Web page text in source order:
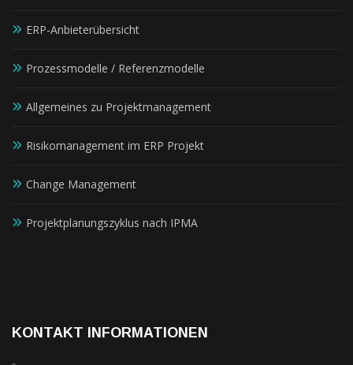
ERP-Anbieterübersicht
Prozessmodelle / Referenzmodelle
Allgemeines zu Projektmanagement
Risikomanagement im ERP Projekt
Change Management
Projektplanungszyklus nach IPMA
KONTAKT INFORMATIONEN